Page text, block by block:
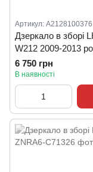
Артикул: A2128100376
Дзеркало в зборі
W212 2009-2013
6 750 грн
В наявності